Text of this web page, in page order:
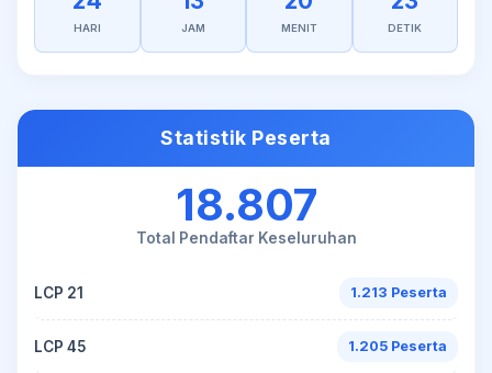
HARI JAM MENIT DETIK
Statistik Peserta
18.807
Total Pendaftar Keseluruhan
LCP 21 1.213 Peserta
LCP 45 1.205 Peserta